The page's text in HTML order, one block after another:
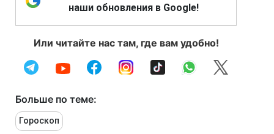
наши обновления в Google!
Или читайте нас там, где вам удобно!
Больше по теме:
Гороскоп